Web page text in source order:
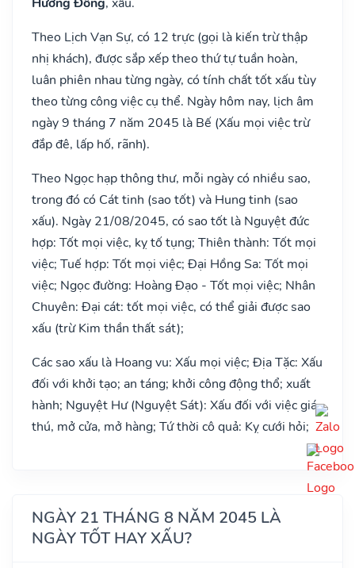
Theo Lịch Vạn Sự, có 12 trực (gọi là kiến trừ thập
nhị khách), được sắp xếp theo thứ tự tuần hoàn,
luân phiên nhau từng ngày, có tính chất tốt xấu tùy
theo từng công việc cụ thể. Ngày hôm nay, lịch âm
ngày 9 tháng 7 năm 2045 là Bế (Xấu mọi việc trừ
đắp đê, lấp hố, rãnh).
Theo Ngọc hạp thông thư, mỗi ngày có nhiều sao,
trong đó có Cát tinh (sao tốt) và Hung tinh (sao
xấu). Ngày 21/08/2045, có sao tốt là Nguyệt đức
hợp: Tốt mọi việc, kỵ tố tụng; Thiên thành: Tốt mọi
việc; Tuế hợp: Tốt mọi việc; Đại Hồng Sa: Tốt mọi
việc; Ngọc đường: Hoàng Đạo - Tốt mọi việc; Nhân
Chuyên: Đại cát: tốt mọi việc, có thể giải được sao
xấu (trừ Kim thần thất sát);
Các sao xấu là Hoang vu: Xấu mọi việc; Địa Tặc: Xấu
đối với khởi tạo; an táng; khởi công động thổ; xuất
hành; Nguyệt Hư (Nguyệt Sát): Xấu đối với việc giá
thú, mở cửa, mở hàng; Tứ thời cô quả: Kỵ cưới hỏi;
NGÀY 21 THÁNG 8 NĂM 2045 LÀ
NGÀY TỐT HAY XẤU?